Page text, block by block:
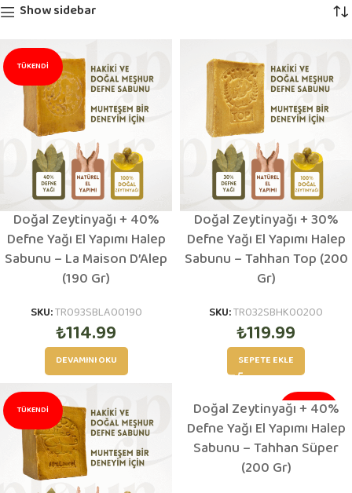
Show sidebar
TÜKENDI
Doğal Zeytinyağı + 40%
Defne Yağı El Yapımı Halep
Sabunu – La Maison D’Alep
(190 Gr)
SKU:TR093SBLA00190
₺114.99
DEVAMINI OKU
Doğal Zeytinyağı + 30%
Defne Yağı El Yapımı Halep
Sabunu – Tahhan Top (200
Gr)
SKU:TR032SBHK00200
₺119.99
SEPETE EKLE
TÜKENDI TÜKENDI
ÇOK SATAN
Doğal Zeytinyağı + 40%
Defne Yağı El Yapımı Halep
Sabunu – Tahhan Süper
(200 Gr)